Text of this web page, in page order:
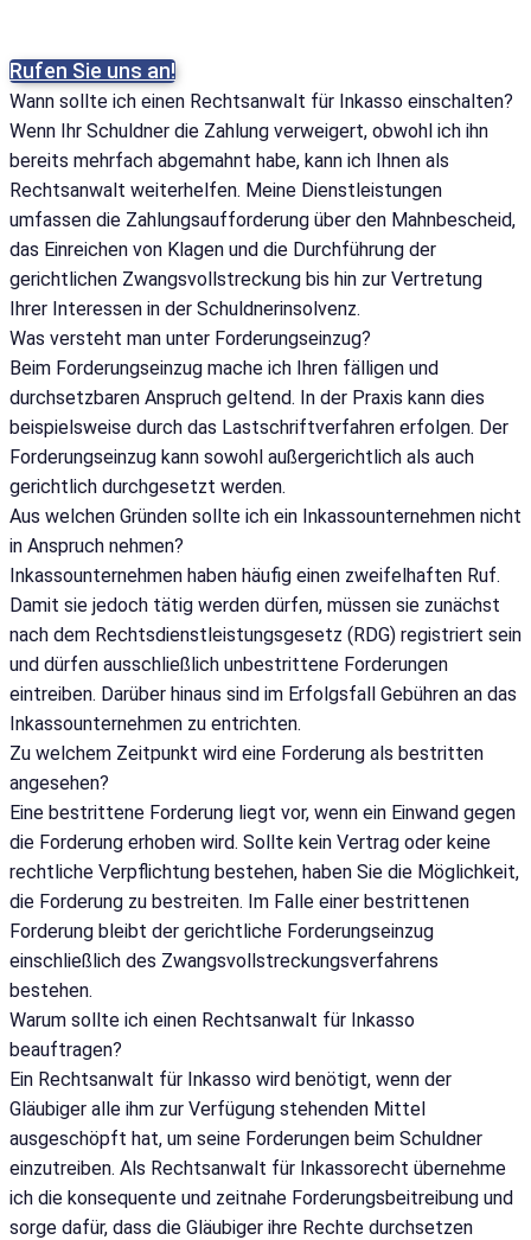
Rufen Sie uns an!
Wann sollte ich einen Rechtsanwalt für Inkasso einschalten?
Wenn Ihr Schuldner die Zahlung verweigert, obwohl ich ihn
bereits mehrfach abgemahnt habe, kann ich Ihnen als
Rechtsanwalt weiterhelfen. Meine Dienstleistungen
umfassen die Zahlungsaufforderung über den Mahnbescheid,
das Einreichen von Klagen und die Durchführung der
gerichtlichen Zwangsvollstreckung bis hin zur Vertretung
Ihrer Interessen in der Schuldnerinsolvenz.
Was versteht man unter Forderungseinzug?
Beim Forderungseinzug mache ich Ihren fälligen und
durchsetzbaren Anspruch geltend. In der Praxis kann dies
beispielsweise durch das Lastschriftverfahren erfolgen. Der
Forderungseinzug kann sowohl außergerichtlich als auch
gerichtlich durchgesetzt werden.
Aus welchen Gründen sollte ich ein Inkassounternehmen nicht
in Anspruch nehmen?
Inkassounternehmen haben häufig einen zweifelhaften Ruf.
Damit sie jedoch tätig werden dürfen, müssen sie zunächst
nach dem Rechtsdienstleistungsgesetz (RDG) registriert sein
und dürfen ausschließlich unbestrittene Forderungen
eintreiben. Darüber hinaus sind im Erfolgsfall Gebühren an das
Inkassounternehmen zu entrichten.
Zu welchem Zeitpunkt wird eine Forderung als bestritten
angesehen?
Eine bestrittene Forderung liegt vor, wenn ein Einwand gegen
die Forderung erhoben wird. Sollte kein Vertrag oder keine
rechtliche Verpflichtung bestehen, haben Sie die Möglichkeit,
die Forderung zu bestreiten. Im Falle einer bestrittenen
Forderung bleibt der gerichtliche Forderungseinzug
einschließlich des Zwangsvollstreckungsverfahrens
bestehen.
Warum sollte ich einen Rechtsanwalt für Inkasso
beauftragen?
Ein Rechtsanwalt für Inkasso wird benötigt, wenn der
Gläubiger alle ihm zur Verfügung stehenden Mittel
ausgeschöpft hat, um seine Forderungen beim Schuldner
einzutreiben. Als Rechtsanwalt für Inkassorecht übernehme
ich die konsequente und zeitnahe Forderungsbeitreibung und
sorge dafür, dass die Gläubiger ihre Rechte durchsetzen